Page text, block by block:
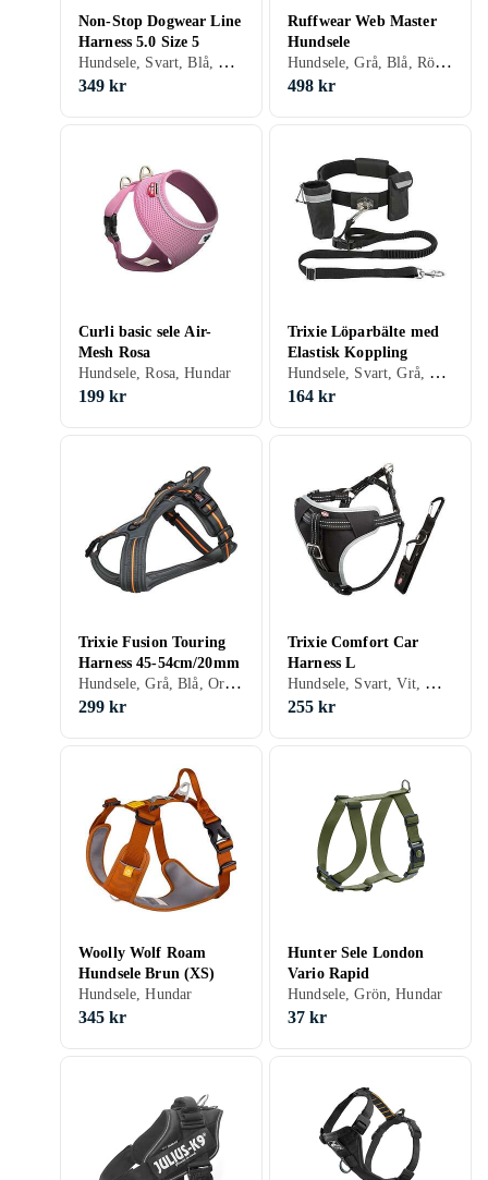
Non-Stop Dogwear Line
Harness 5.0 Size 5
Hundsele, Svart, Blå, Orange, Grön, Lila, Hundar
349 kr
Ruffwear Web Master
Hundsele
Hundsele, Grå, Blå, Röd, Hundar
498 kr
Curli basic sele Air-
Mesh Rosa
Hundsele, Rosa, Hundar
199 kr
Trixie Löparbälte med
Elastisk Koppling
Hundsele, Svart, Grå, Gul, Hundar
164 kr
Trixie Fusion Touring
Harness 45-54cm/20mm
Hundsele, Grå, Blå, Orange, Hundar
299 kr
Trixie Comfort Car
Harness L
Hundsele, Svart, Vit, Hundar, Katter
255 kr
Woolly Wolf Roam
Hundsele Brun (XS)
Hundsele, Hundar
345 kr
Hunter Sele London
Vario Rapid
Hundsele, Grön, Hundar
37 kr